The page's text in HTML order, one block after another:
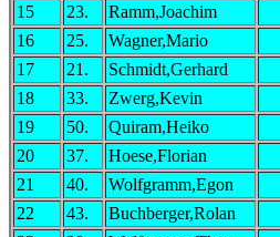
15
23. Ramm,Joachim
16
25. Wagner,Mario
17
21. Schmidt,Gerhard
18
33. Zwerg,Kevin
19
50. Quiram,Heiko
20
37. Hoese,Florian
21
40. Wolfgramm,Egon
22
43. Buchberger,Rolan